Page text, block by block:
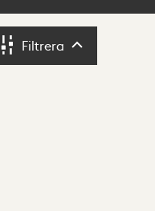
Filtrera Filtrera